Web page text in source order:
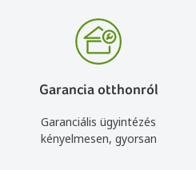
Garancia otthonról
Garanciális ügyintézés
kényelmesen, gyorsan